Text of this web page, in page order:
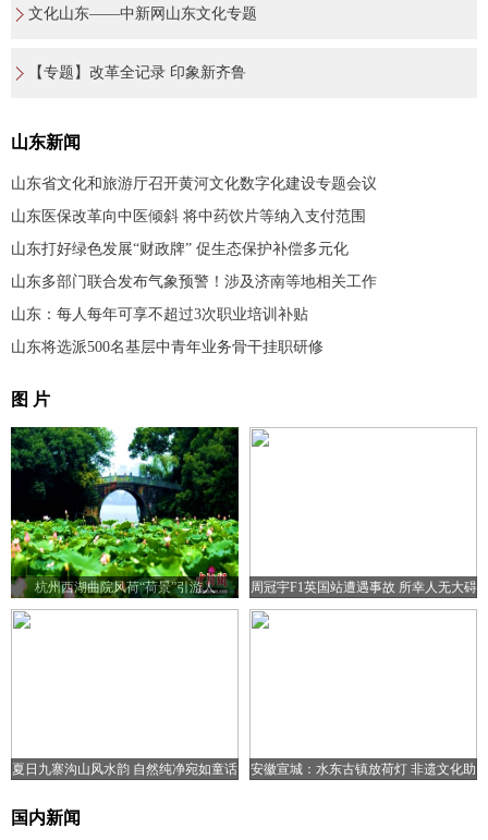
文化山东——中新网山东文化专题
【专题】改革全记录 印象新齐鲁
山东新闻
山东省文化和旅游厅召开黄河文化数字化建设专题会议
山东医保改革向中医倾斜 将中药饮片等纳入支付范围
山东打好绿色发展“财政牌” 促生态保护补偿多元化
山东多部门联合发布气象预警！涉及济南等地相关工作
山东：每人每年可享不超过3次职业培训补贴
山东将选派500名基层中青年业务骨干挂职研修
图 片
杭州西湖曲院风荷“荷景”引游人 周冠宇F1英国站遭遇事故 所幸人无大碍
夏日九寨沟山风水韵 自然纯净宛如童话
安徽宣城：水东古镇放荷灯 非遗文化助
国内新闻